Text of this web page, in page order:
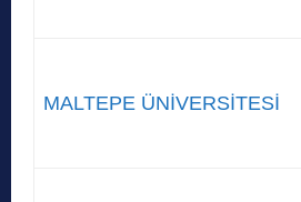
MALTEPE ÜNİVERSİTESİ